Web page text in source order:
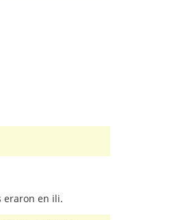
eraron en ili.